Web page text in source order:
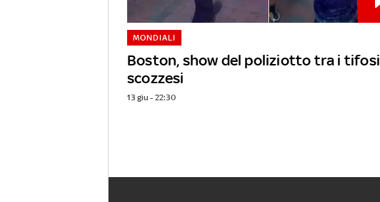
Boston, show del poliziotto tra i tifosi
scozzesi
MONDIALI
13 giu - 22:30